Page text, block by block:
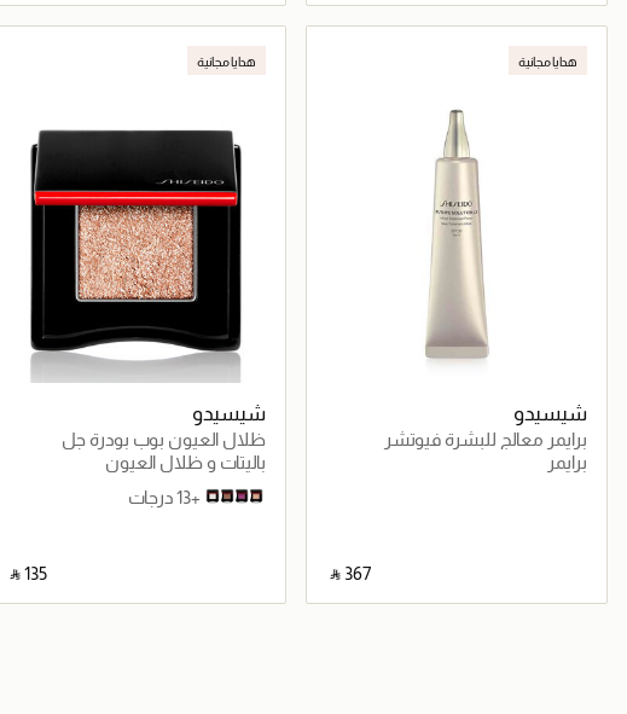
جاري تحميل التفاصيل جاري تحميل التفاصيل
هدايا مجانية
شيسيدو
برايمر معالج للبشرة فيوتشر
سولوشن إل إكس إنفينيت
برايمر
‎ ⃁ ⁦367⁩ ‎
هدايا مجانية
شيسيدو
ظلال العيون بوب بودرة جل
باليتات و ظلال العيون
02 Horo Horo Silk
12 Hara Hara Purple​
04 Sube Sube Beige​
01 Shin Shin Crystal +13 درجات
‎ ⃁ ⁦135⁩ ‎